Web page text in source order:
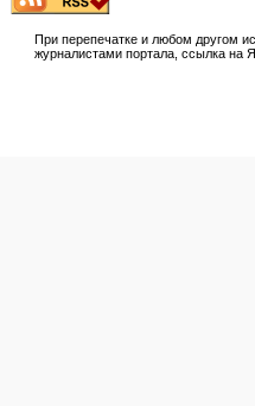
При перепечатке и любом другом
журналистами портала, ссылка на